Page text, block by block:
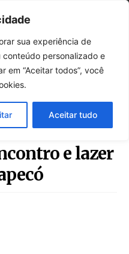
sua experiência de
personalizado e
em “Aceitar todos”, você
Aceitar tudo
se torna
e lazer